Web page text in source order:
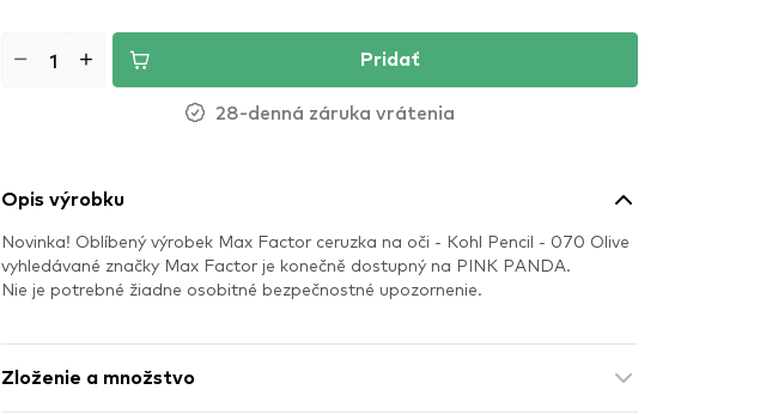
Pridať
28-denná záruka vrátenia
Opis výrobku
Novinka! Oblíbený výrobek Max Factor ceruzka na oči - Kohl Pencil - 070 Olive
vyhledávané značky Max Factor je konečně dostupný na PINK PANDA.
Nie je potrebné žiadne osobitné bezpečnostné upozornenie.
Zloženie a množstvo